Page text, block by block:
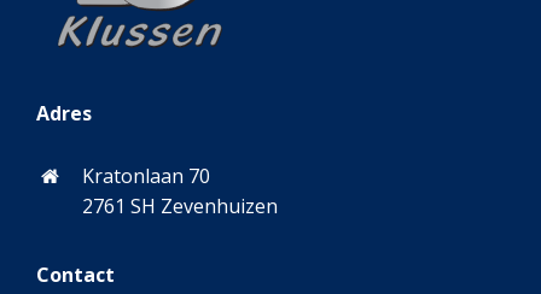
Adres
Kratonlaan 70
2761 SH Zevenhuizen
Contact